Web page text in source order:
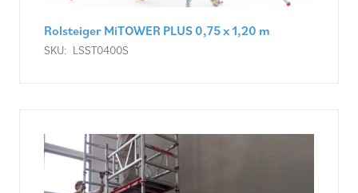
Rolsteiger MiTOWER PLUS 0,75 x 1,20 m
SKU: LSST0400S